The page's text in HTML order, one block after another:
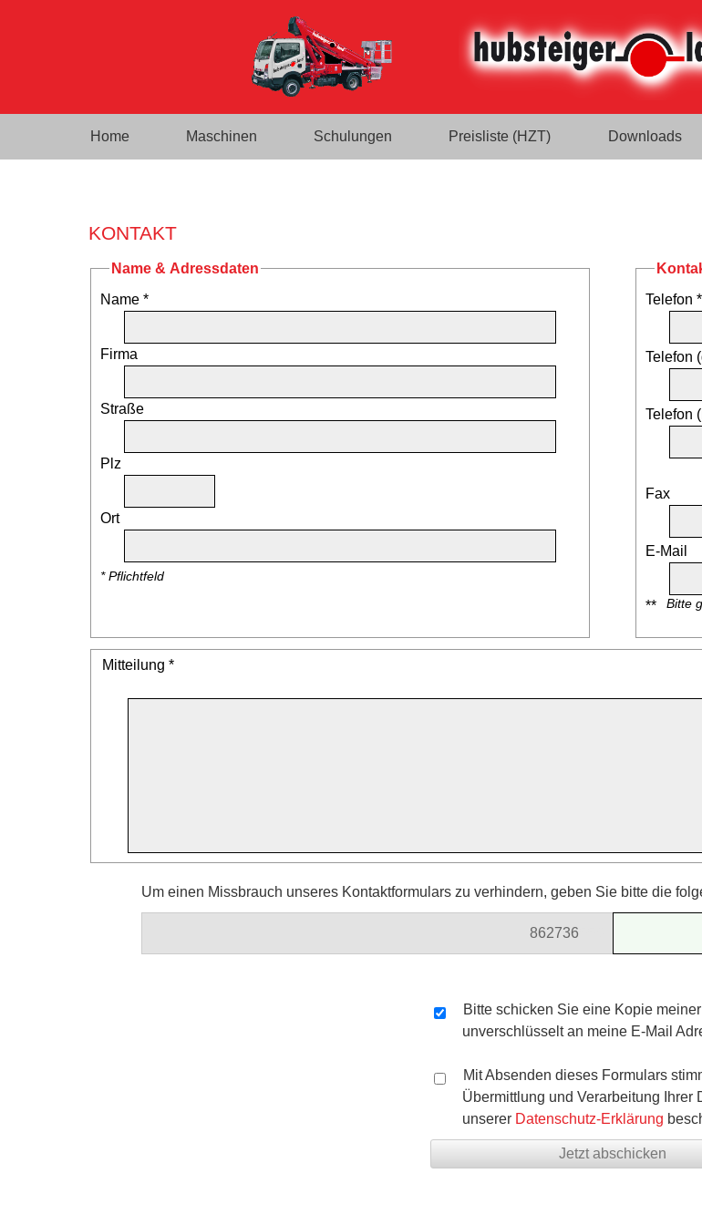
Home Maschinen Schulungen Preisliste (HZT) Downloads
KONTAKT
Name & Adressdaten
Name *
Firma
Straße
Plz
Ort
* Pflichtfeld
Telefon
Telefon
Telefon
Fax
E-Mail
** Bitte
Mitteilung *
Um einen Missbrauch unseres Kontaktformulars zu verhindern, geben Sie bitte die
862736
Bitte schicken Sie eine Kopie
unverschlüsselt an meine E-Mail
Mit Absenden dieses Formulars
Übermittlung und Verarbeitung Ihrer
unserer Datenschutz-Erklärung